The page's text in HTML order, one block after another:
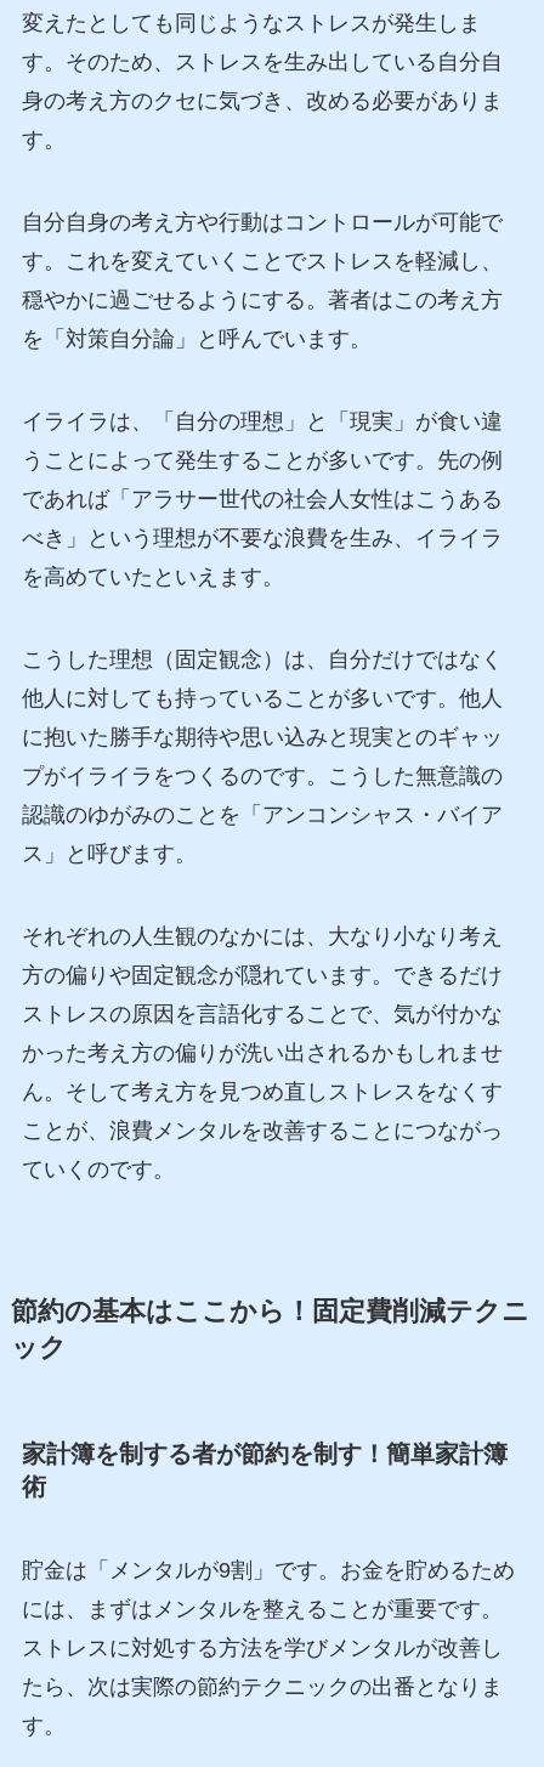
変えたとしても同じようなストレスが発生しま
す。そのため、ストレスを生み出している自分自
身の考え方のクセに気づき、改める必要がありま
す。
自分自身の考え方や行動はコントロールが可能で
す。これを変えていくことでストレスを軽減し、
穏やかに過ごせるようにする。著者はこの考え方
を「対策自分論」と呼んでいます。
イライラは、「自分の理想」と「現実」が食い違
うことによって発生することが多いです。先の例
であれば「アラサー世代の社会人女性はこうある
べき」という理想が不要な浪費を生み、イライラ
を高めていたといえます。
こうした理想（固定観念）は、自分だけではなく
他人に対しても持っていることが多いです。他人
に抱いた勝手な期待や思い込みと現実とのギャッ
プがイライラをつくるのです。こうした無意識の
認識のゆがみのことを「アンコンシャス・バイア
ス」と呼びます。
それぞれの人生観のなかには、大なり小なり考え
方の偏りや固定観念が隠れています。できるだけ
ストレスの原因を言語化することで、気が付かな
かった考え方の偏りが洗い出されるかもしれませ
ん。そして考え方を見つめ直しストレスをなくす
ことが、浪費メンタルを改善することにつながっ
ていくのです。
節約の基本はここから！固定費削減テクニ
ック
家計簿を制する者が節約を制す！簡単家計簿
術
貯金は「メンタルが9割」です。お金を貯めるため
には、まずはメンタルを整えることが重要です。
ストレスに対処する方法を学びメンタルが改善し
たら、次は実際の節約テクニックの出番となりま
す。